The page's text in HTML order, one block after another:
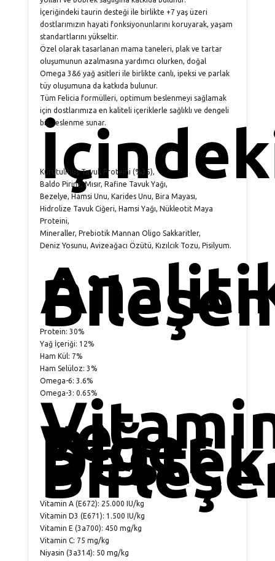
İçeriğindeki taurin desteği ile birlikte +7 yaş üzeri
dostlarımızın hayati fonksiyonunlarını koruyarak, yaşam
standartlarını yükseltir.
Özel olarak tasarlanan mama taneleri, plak ve tartar
oluşumunun azalmasına yardımcı olurken, doğal
Omega 3&6 yağ asitleri ile birlikte canlı, ipeksi ve parlak
tüy oluşumuna da katkıda bulunur.
Tüm Felicia formülleri, optimum beslenmeyi sağlamak
için dostlarımıza en kaliteli içeriklerle sağlıklı ve dengeli
bir beslenme sunar.
Kurutulmuş Tavuk Proteini (%35),
Baldo Pirinç, Mısır, Rafine Tavuk Yağı,
Bezelye, Hamsi Unu, Karides Unu, Bira Mayası,
Hidrolize Tavuk Ciğeri, Hamsi Yağı, Nükleotit Maya
Proteini,
Mineraller, Prebiotik Mannan Oligo Sakkaritler,
Deniz Yosunu, Avizeağacı Özütü, Kızılcık Tozu, Pisilyum.
Protein: 30%
Yağ İçeriği: 12%
Ham Kül: 7%
Ham Selüloz: 3%
Omega-6: 3.6%
Omega-3: 0.65%
ve
Diğer
Destek
Vitamin A (E672): 25.000 IU/kg
Vitamin D3 (E671): 1.500 IU/kg
Vitamin E (3a700): 450 mg/kg
Vitamin C: 75 mg/kg
Niyasin (3a314): 50 mg/kg